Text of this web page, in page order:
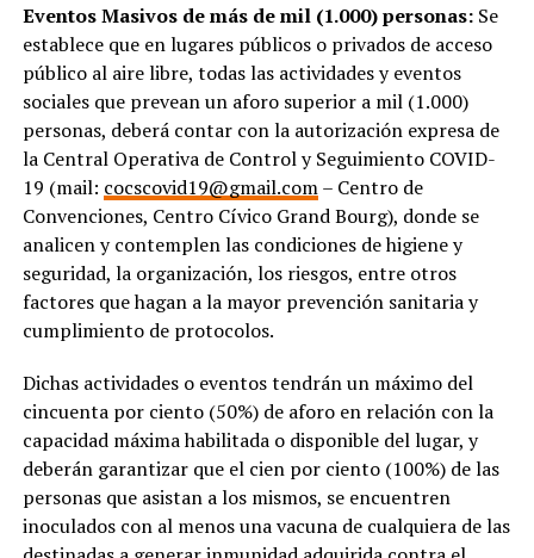
Eventos Masivos de más de mil (1.000) personas:Se
establece que en lugares públicos o privados de acceso
público al aire libre, todas las actividades y eventos
sociales que prevean un aforo superior a mil (1.000)
personas, deberá contar con la autorización expresa de
la Central Operativa de Control y Seguimiento COVID-
19 (mail: cocscovid19@gmail.com– Centro de
Convenciones, Centro Cívico Grand Bourg), donde se
analicen y contemplen las condiciones de higiene y
seguridad, la organización, los riesgos, entre otros
factores que hagan a la mayor prevención sanitaria y
cumplimiento de protocolos.
Dichas actividades o eventos tendrán un máximo del
cincuenta por ciento (50%) de aforo en relación con la
capacidad máxima habilitada o disponible del lugar, y
deberán garantizar que el cien por ciento (100%) de las
personas que asistan a los mismos, se encuentren
inoculados con al menos una vacuna de cualquiera de las